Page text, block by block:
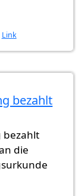
Link
hast
bezahlt
bezahlt
die